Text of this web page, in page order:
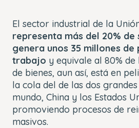
El sector industrial de la
representa más del 20% de
genera unos 35 millones de
trabajo y equivale al 80%
de bienes, aun así, está en
la cola del de las dos
mundo, China y los Estados
promoviendo procesos de
masivos.